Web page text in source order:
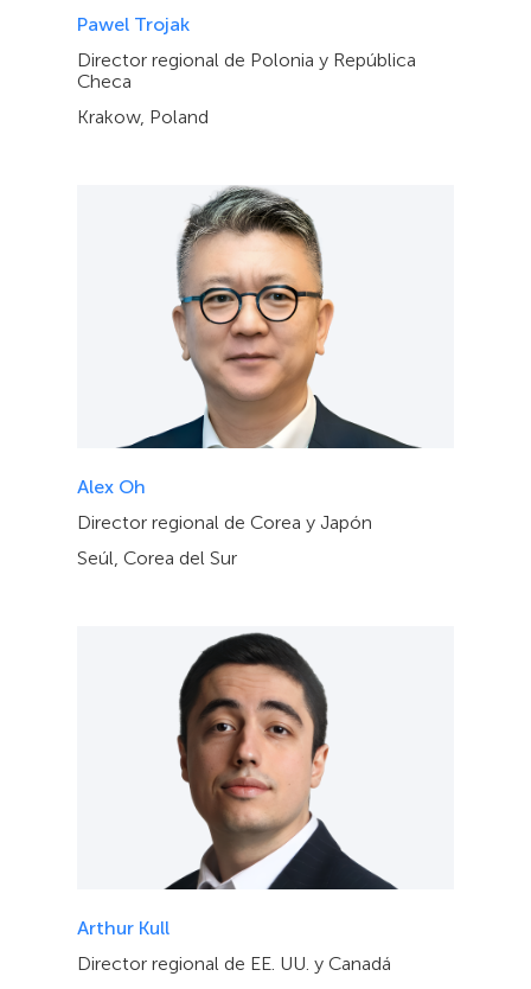
Pawel Trojak
Director regional de Polonia y República
Checa
Krakow, Poland
Alex Oh
Director regional de Corea y Japón
Seúl, Corea del Sur
Arthur Kull
Director regional de EE. UU. y Canadá